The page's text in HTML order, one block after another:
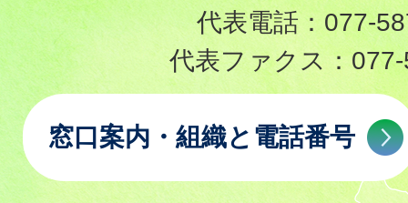
代表電話： 077-
代表ファクス：
窓口案内・組織と電話番号